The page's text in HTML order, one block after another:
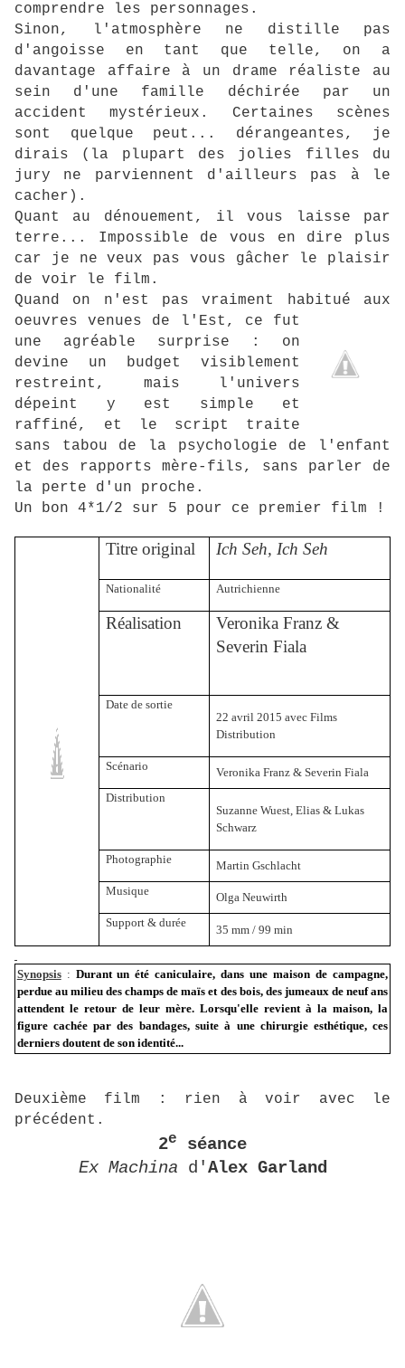
comprendre les personnages.
Sinon, l'atmosphère ne distille pas
d'angoisse en tant que telle, on a
davantage affaire à un drame réaliste au
sein d'une famille déchirée par un
accident mystérieux. Certaines scènes
sont quelque peut... dérangeantes, je
dirais (la plupart des jolies filles du
jury ne parviennent d'ailleurs pas à le
cacher).
Quant au dénouement, il vous laisse par
terre... Impossible de vous en dire plus
car je ne veux pas vous gâcher le plaisir
de voir le film.
Quand on n'est pas vraiment habitué aux
oeuvres venues de l'Est, ce fut
une agréable surprise : on
devine un budget visiblement
restreint, mais l'univers
dépeint y est simple et
raffiné, et le script traite
sans tabou de la psychologie de l'enfant
et des rapports mère-fils, sans parler de
la perte d'un proche.
Un bon 4*1/2 sur 5 pour ce premier film !
Titre original Ich Seh, Ich Seh
Nationalité Autrichienne
Réalisation
Veronika Franz &
Severin Fiala
Date de sortie
22 avril 2015 avec Films
Distribution
Scénario
Veronika Franz & Severin Fiala
Distribution
Suzanne Wuest, Elias & Lukas
Schwarz
Photographie
Martin Gschlacht
Musique
Olga Neuwirth
Support & durée
35 mm / 99 min
Synopsis : Durant un été caniculaire, dans une maison de campagne,
perdue au milieu des champs de maïs et des bois, des jumeaux de neuf ans
attendent le retour de leur mère. Lorsqu'elle revient à la maison, la
figure cachée par des bandages, suite à une chirurgie esthétique, ces
derniers doutent de son identité...
Deuxième film : rien à voir avec le
précédent.
2e
séance
Ex Machina d'Alex Garland